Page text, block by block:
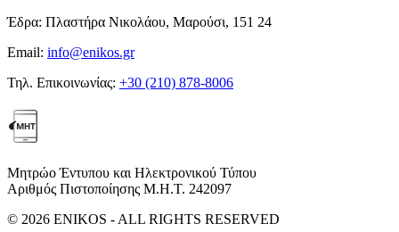
Έδρα: Πλαστήρα Νικολάου, Μαρούσι, 151 24
Email: info@enikos.gr
Τηλ. Επικοινωνίας: +30 (210) 878-8006
Μητρώο Έντυπου και Ηλεκτρονικού Τύπου
Αριθμός Πιστοποίησης Μ.Η.Τ. 242097
© 2026 ENIKOS - ALL RIGHTS RESERVED